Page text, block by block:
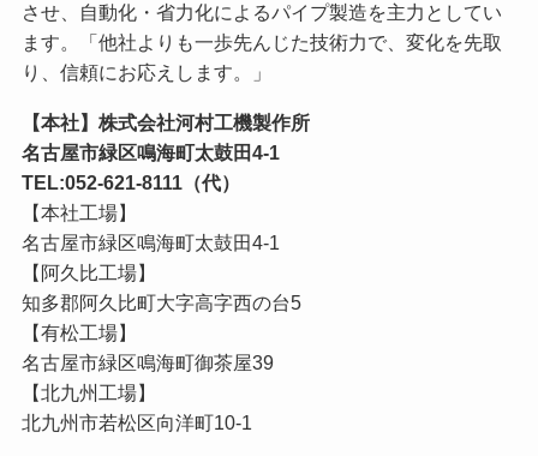
させ、自動化・省力化によるパイプ製造を主力としてい
ます。「他社よりも一歩先んじた技術力で、変化を先取
り、信頼にお応えします。」
【本社】株式会社河村工機製作所
名古屋市緑区鳴海町太鼓田4-1
TEL:052-621-8111（代）
【本社工場】
名古屋市緑区鳴海町太鼓田4-1
【阿久比工場】
知多郡阿久比町大字高字西の台5
【有松工場】
名古屋市緑区鳴海町御茶屋39
【北九州工場】
北九州市若松区向洋町10-1